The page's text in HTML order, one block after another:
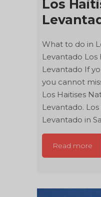
Los
What to do in
Levantado Los
Levantado If
you cannot
Los Haitises
Levantado. Los
Levantado in
Read more